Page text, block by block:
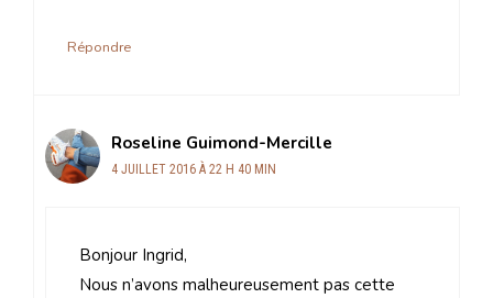
Répondre
Roseline Guimond-Mercille
4 JUILLET 2016 À 22 H 40 MIN
Bonjour Ingrid,
Nous n’avons malheureusement pas cette